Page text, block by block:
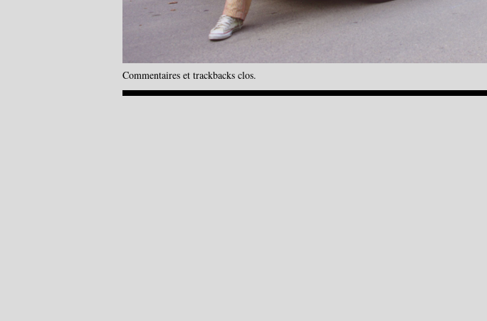
Commentaires et trackbacks clos.